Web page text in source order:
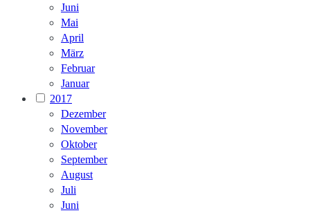
Juni
Mai
April
März
Februar
Januar
2017
Dezember
November
Oktober
September
August
Juli
Juni